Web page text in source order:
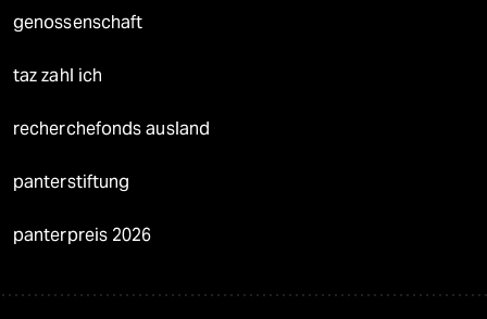
genossenschaft
taz zahl ich
recherchefonds ausland
panterstiftung
panterpreis 2026